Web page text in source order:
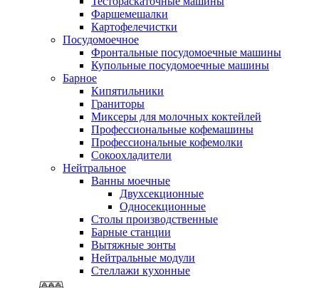
Фаршемешалки
Картофелечистки
Посудомоечное
Фронтальные посудомоечные машины
Купольные посудомоечные машины
Барное
Кипятильники
Граниторы
Миксеры для молочных коктейлей
Профессиональные кофемашины
Профессиональные кофемолки
Сокоохладители
Нейтральное
Ванны моечные
Двухсекционные
Односекционные
Столы производственные
Барные станции
Вытяжные зонты
Нейтральные модули
Стеллажи кухонные